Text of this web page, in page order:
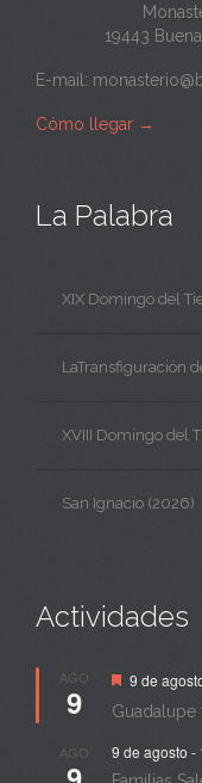
19443
E-mail:
Cómo llegar →
La Palabra
XIX Domingo del
LaTransfiguración
XVIII Domingo del
San Ignacio (2026)
Actividades
AGO
9
Destacado
9 de
Guadalupe
AGO 9 de agosto -